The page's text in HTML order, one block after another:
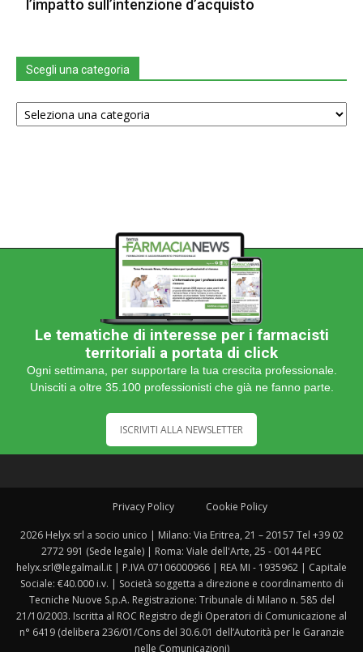
l’impatto sull’intenzione d’acquisto
Scegli una categoria
Scegli
una
Le tematiche di interesse per i farmacisti
territoriali a portata di click
Ogni settimana, per supportare la tua crescita professionale.
Unisciti a oltre 35.100 professionisti che già ne fanno parte.
ISCRIVITI ALLA NEWSLETTER
Privacy Policy Cookie Policy
2026 Helyx srl a socio unico | Milano: Via Eritrea, 21 – 20157 Tel +39 02
2772 991 (Sede legale) | Roma: Viale dell'Arte, 25 - 00144 PEC
helyx.srl@legalmail.it | P.IVA 07106000966 | REA MI - 1935962 | Capitale
Sociale: €40.000 i.v. | Società soggetta a direzione e coordinamento di
Tecniche Nuove S.p.A. Registrazione: Tribunale di Milano n. 585 del
21/10/2003. Iscritta al ROC Registro degli Operatori di Comunicazione al
n° 6419 (delibera 236/01/Cons del 30.6.01 dell’Autorità per le Garanzie
nelle Comunicazioni)